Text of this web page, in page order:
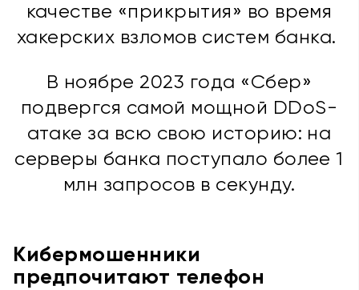
качестве «прикрытия» во время
хакерских взломов систем банка.
В ноябре 2023 года «Сбер»
подвергся самой мощной DDoS-
атаке за всю свою историю: на
серверы банка поступало более 1
млн запросов в секунду.
Кибермошенники
предпочитают телефон